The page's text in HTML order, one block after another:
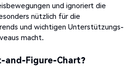
und ignoriert die
nützlich für die
und wichtigen Unterstützungs-
macht.
and-Figure-Chart?